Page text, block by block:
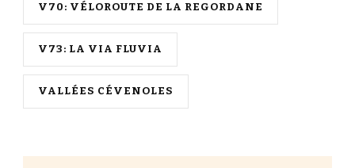
V70: VÉLOROUTE DE LA REGORDANE
V73: LA VIA FLUVIA
VALLÉES CÉVENOLES